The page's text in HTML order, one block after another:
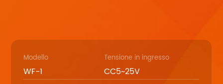
Modello
WF-1
Tensione in ingresso
CC5~25V